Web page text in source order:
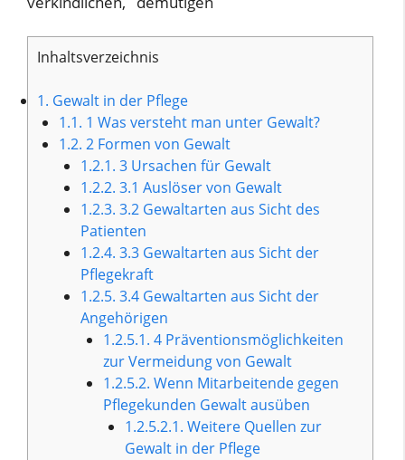
Inhaltsverzeichnis
1. Gewalt in der Pflege
1.1. 1 Was versteht man unter Gewalt?
1.2. 2 Formen von Gewalt
1.2.1. 3 Ursachen für Gewalt
1.2.2. 3.1 Auslöser von Gewalt
1.2.3. 3.2 Gewaltarten aus Sicht des
Patienten
1.2.4. 3.3 Gewaltarten aus Sicht der
Pflegekraft
1.2.5. 3.4 Gewaltarten aus Sicht der
Angehörigen
1.2.5.1. 4 Präventionsmöglichkeiten
zur Vermeidung von Gewalt
1.2.5.2. Wenn Mitarbeitende gegen
Pflegekunden Gewalt ausüben
1.2.5.2.1. Weitere Quellen zur
Gewalt in der Pflege